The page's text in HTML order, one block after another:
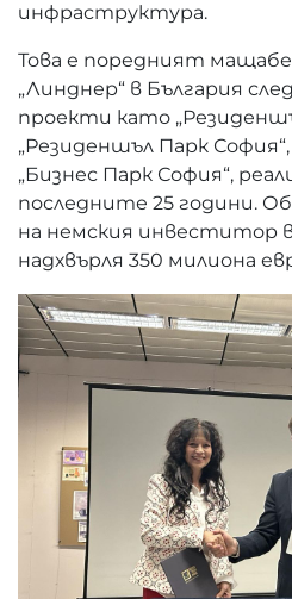
инфраструктура.
Това е поредният
„Линднер“ в България
проекти като
„Резиденшъл Парк София“,
„Бизнес Парк София“,
последните 25 години.
на немския инвеститор
надхвърля 350 милиона